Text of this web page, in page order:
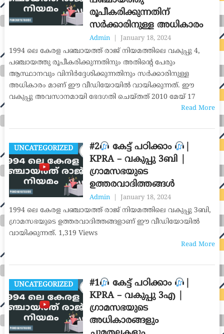
രൂപീകരിക്കുന്നതിന്
സർക്കാരിനുള്ള അധികാരം
Admin January 18, 2024
1994 ലെ കേരള പഞ്ചായത്ത് രാജ് നിയമത്തിലെ വകുപ്പു 4,
പഞ്ചായത്തു രൂപീകരിക്കുന്നതിനും അതിന്റെ പേരും
ആസ്ഥാനവും വിനിർദ്ദേശിക്കുന്നതിനും സർക്കാരിനുള്ള
അധികാരം മാണ് ഈ വീഡിയോയിൽ വായിക്കുന്നത്. ഈ
വകുപ്പു അവസാനമായി ഭേദഗതി ചെയ്തത് 2010 മേയ് 17
Read More
UNCATEGORIZED #2 കേട്ട് പഠിക്കാം
KPRA – വകുപ്പു 3ബി |
ഗ്രാമസഭയുടെ
ഉത്തരവാദിത്തങ്ങൾ
Admin January 18, 2024
1994 ലെ കേരള പഞ്ചായത്ത് രാജ് നിയമത്തിലെ വകുപ്പു 3ബി,
ഗ്രാമസഭയുടെ ഉത്തരവാദിത്തങ്ങളാണ് ഈ വീഡിയോയിൽ
വായിക്കുന്നത്. 1,319 Views
Read More
UNCATEGORIZED #1 കേട്ട് പഠിക്കാം
KPRA – വകുപ്പു 3എ |
ഗ്രാമസഭയുടെ
അധികാരങ്ങളും